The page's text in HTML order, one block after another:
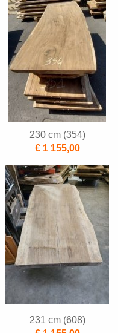
230 cm (354)
€ 1 155,00
231 cm (608)